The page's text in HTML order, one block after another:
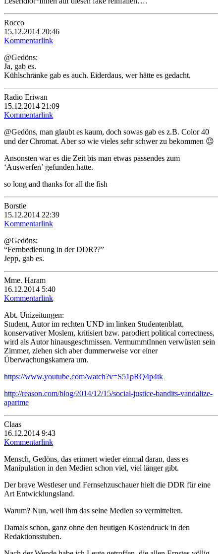
Rocco
15.12.2014 20:46
Kommentarlink
@Gedöns:
Ja, gab es.
Kühlschränke gab es auch. Eiderdaus, wer hätte es gedacht.
Radio Eriwan
15.12.2014 21:09
Kommentarlink
@Gedöns, man glaubt es kaum, doch sowas gab es z.B. Color 40
und der Chromat. Aber so wie vieles sehr schwer zu bekommen 😉
Ansonsten war es die Zeit bis man etwas passendes zum
‘Auswerfen’ gefunden hatte.
so long and thanks for all the fish
Borstie
15.12.2014 22:39
Kommentarlink
@Gedöns:
“Fernbedienung in der DDR??”
Jepp, gab es.
Mme. Haram
16.12.2014 5:40
Kommentarlink
Abt. Unizeitungen:
Student, Autor im rechten UND im linken Studentenblatt,
konservativer Moslem, kritisiert bzw. parodiert political correctness,
wird als Autor hinausgeschmissen. VermummtInnen verwüsten sein
Zimmer, ziehen sich aber dummerweise vor einer
Überwachungskamera um.
https://www.youtube.com/watch?v=S51pRQ4p4tk
http://reason.com/blog/2014/12/15/social-justice-bandits-vandalize-
apartme
Claas
16.12.2014 9:43
Kommentarlink
Mensch, Gedöns, das erinnert wieder einmal daran, dass es
Manipulation in den Medien schon viel, viel länger gibt.
Der brave Westleser und Fernsehzuschauer hielt die DDR für eine
Art Entwicklungsland.
Warum? Nun, weil ihm das seine Medien so vermittelten.
Damals schon, ganz ohne den heutigen Kostendruck in den
Redaktionsstuben.